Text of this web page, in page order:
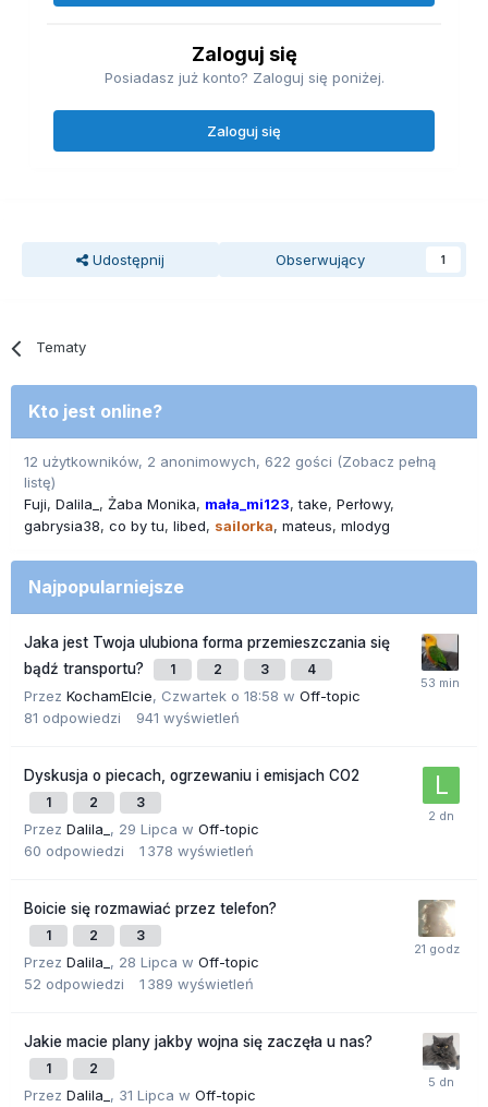
Zaloguj się
Posiadasz już konto? Zaloguj się poniżej.
Zaloguj się
Udostępnij Obserwujący 1
Tematy
Kto jest online?
12 użytkowników, 2 anonimowych, 622 gości (Zobacz pełną
listę)
Fuji Dalila_ Żaba Monika mała_mi123 take Perłowy
gabrysia38 co by tu libed sailorka mateus mlodyg
Najpopularniejsze
Jaka jest Twoja ulubiona forma przemieszczania się
bądź transportu?
1 2 3 4
Przez KochamElcie, Czwartek o 18:58 w Off-topic
81 odpowiedzi 941 wyświetleń
Dyskusja o piecach, ogrzewaniu i emisjach CO2
1 2 3
Przez Dalila_ , 29 Lipca w Off-topic
60 odpowiedzi 1 378 wyświetleń
Boicie się rozmawiać przez telefon?
1 2 3
Przez Dalila_ , 28 Lipca w Off-topic
52 odpowiedzi 1 389 wyświetleń
Jakie macie plany jakby wojna się zaczęła u nas?
1 2
Przez Dalila_ , 31 Lipca w Off-topic